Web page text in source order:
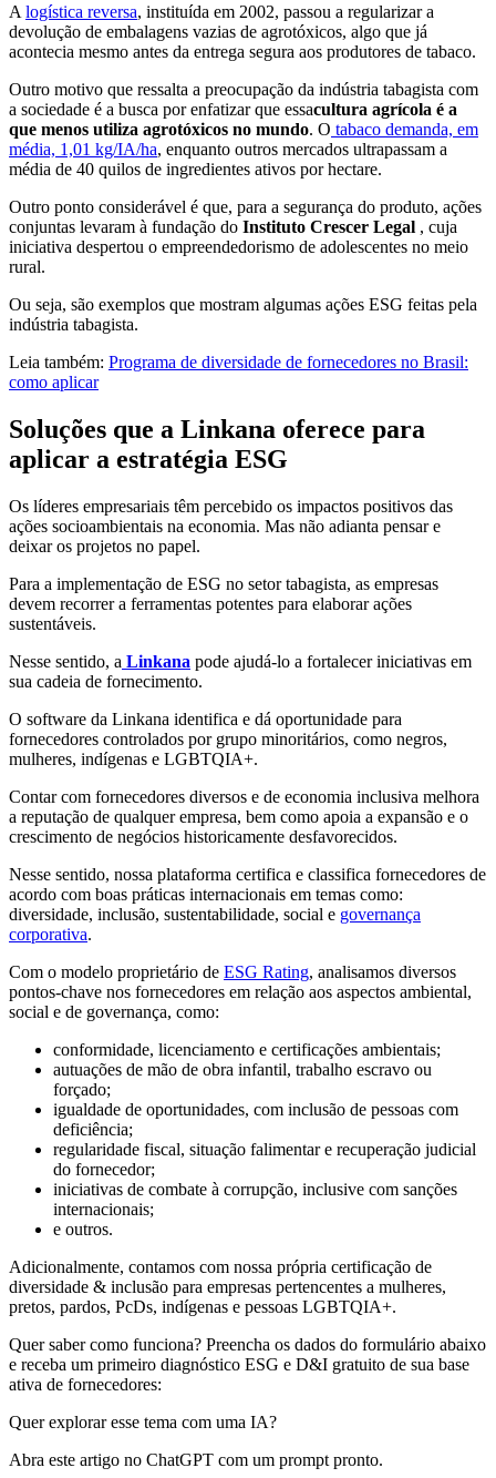
A logística reversa, instituída em 2002, passou a regularizar a
devolução de embalagens vazias de agrotóxicos, algo que já
acontecia mesmo antes da entrega segura aos produtores de tabaco.
Outro motivo que ressalta a preocupação da indústria tabagista com
a sociedade é a busca por enfatizar que essacultura agrícola é a
que menos utiliza agrotóxicos no mundo. O tabaco demanda, em
média, 1,01 kg/IA/ha, enquanto outros mercados ultrapassam a
média de 40 quilos de ingredientes ativos por hectare.
Outro ponto considerável é que, para a segurança do produto, ações
conjuntas levaram à fundação do Instituto Crescer Legal , cuja
iniciativa despertou o empreendedorismo de adolescentes no meio
rural.
Ou seja, são exemplos que mostram algumas ações ESG feitas pela
indústria tabagista.
Leia também: Programa de diversidade de fornecedores no Brasil:
como aplicar
Soluções que a Linkana oferece para
aplicar a estratégia ESG
Os líderes empresariais têm percebido os impactos positivos das
ações socioambientais na economia. Mas não adianta pensar e
deixar os projetos no papel.
Para a implementação de ESG no setor tabagista, as empresas
devem recorrer a ferramentas potentes para elaborar ações
sustentáveis.
Nesse sentido, a Linkana pode ajudá-lo a fortalecer iniciativas em
sua cadeia de fornecimento.
O software da Linkana identifica e dá oportunidade para
fornecedores controlados por grupo minoritários, como negros,
mulheres, indígenas e LGBTQIA+.
Contar com fornecedores diversos e de economia inclusiva melhora
a reputação de qualquer empresa, bem como apoia a expansão e o
crescimento de negócios historicamente desfavorecidos.
Nesse sentido, nossa plataforma certifica e classifica fornecedores de
acordo com boas práticas internacionais em temas como:
diversidade, inclusão, sustentabilidade, social e governança
corporativa.
Com o modelo proprietário de ESG Rating, analisamos diversos
pontos-chave nos fornecedores em relação aos aspectos ambiental,
social e de governança, como:
conformidade, licenciamento e certificações ambientais;
autuações de mão de obra infantil, trabalho escravo ou
forçado;
igualdade de oportunidades, com inclusão de pessoas com
deficiência;
regularidade fiscal, situação falimentar e recuperação judicial
do fornecedor;
iniciativas de combate à corrupção, inclusive com sanções
internacionais;
e outros.
Adicionalmente, contamos com nossa própria certificação de
diversidade & inclusão para empresas pertencentes a mulheres,
pretos, pardos, PcDs, indígenas e pessoas LGBTQIA+.
Quer saber como funciona? Preencha os dados do formulário abaixo
e receba um primeiro diagnóstico ESG e D&I gratuito de sua base
ativa de fornecedores:
Quer explorar esse tema com uma IA?
Abra este artigo no ChatGPT com um prompt pronto.